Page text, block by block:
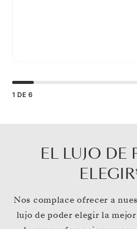
1 DE 6
EL LUJO DE
Nos complace ofrecer a
lujo de poder elegir la